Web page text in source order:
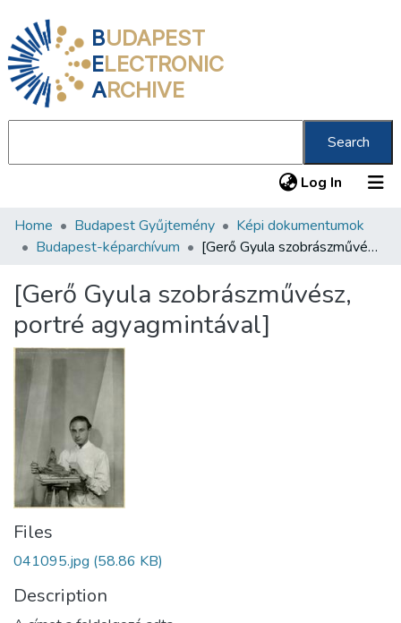
BUDAPEST
ELECTRONIC
ARCHIVE
Search
Log In (current)
Communities & Collections
Statistics
About us
Home Budapest Gyűjtemény
Képi dokumentumok
Budapest-képarchívum
[Gerő Gyula szobrászművész, portré agyagmintával]
[Gerő Gyula szobrászművész,
portré agyagmintával]
Files
041095.jpg (58.86 KB)
Description